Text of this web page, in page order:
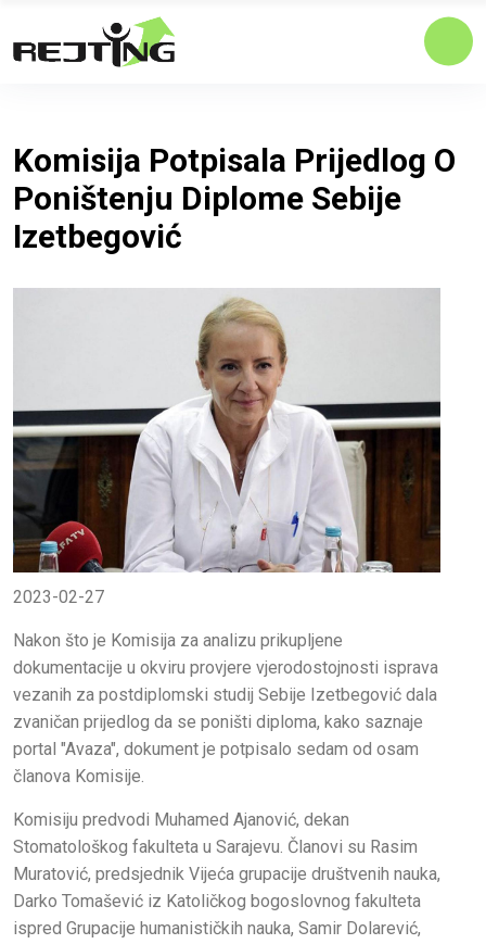
Komisija Potpisala Prijedlog O
Poništenju Diplome Sebije
Izetbegović
2023-02-27
Nakon što je Komisija za analizu prikupljene
dokumentacije u okviru provjere vjerodostojnosti isprava
vezanih za postdiplomski studij Sebije Izetbegović dala
zvaničan prijedlog da se poništi diploma, kako saznaje
portal "Avaza", dokument je potpisalo sedam od osam
članova Komisije.
Komisiju predvodi Muhamed Ajanović, dekan
Stomatološkog fakulteta u Sarajevu. Članovi su Rasim
Muratović, predsjednik Vijeća grupacije društvenih nauka,
Darko Tomašević iz Katoličkog bogoslovnog fakulteta
ispred Grupacije humanističkih nauka, Samir Dolarević,